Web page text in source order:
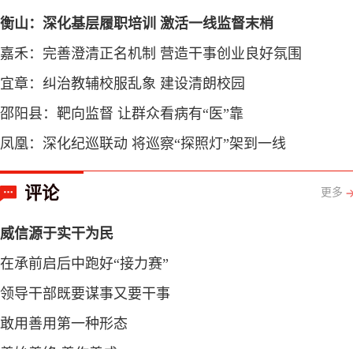
衡山：深化基层履职培训 激活一线监督末梢
嘉禾：完善澄清正名机制 营造干事创业良好氛围
宜章：纠治教辅校服乱象 建设清朗校园
邵阳县：靶向监督 让群众看病有“医”靠
凤凰：深化纪巡联动 将巡察“探照灯”架到一线
更多
评论
威信源于实干为民
在承前启后中跑好“接力赛”
领导干部既要谋事又要干事
敢用善用第一种形态